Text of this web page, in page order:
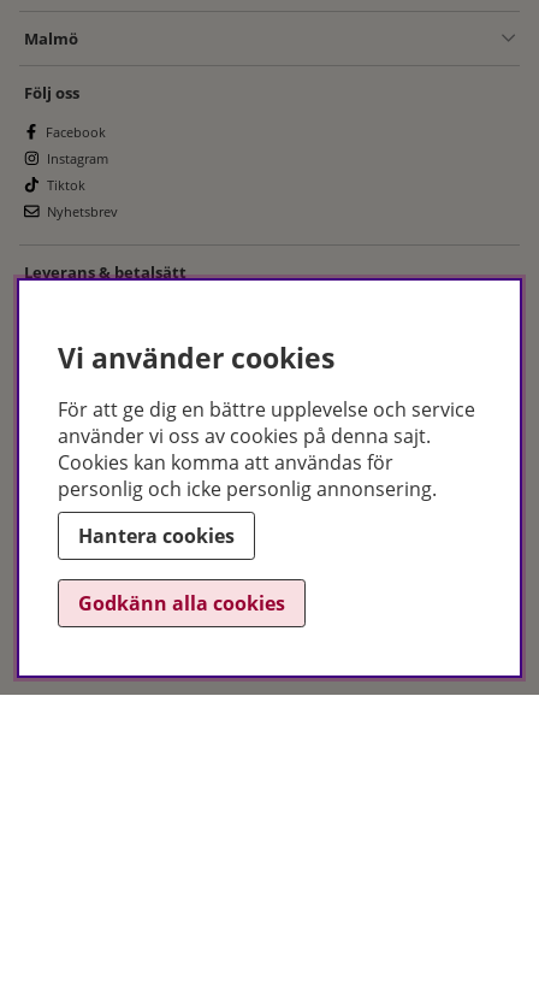
Malmö
Följ oss
Facebook
Instagram
Tiktok
Nyhetsbrev
Leverans & betalsätt
Certifikat
Vi använder cookies
För att ge dig en bättre upplevelse och service
använder vi oss av cookies på denna sajt.
Cookies kan komma att användas för
personlig och icke personlig annonsering.
Hantera cookies
Godkänn alla cookies